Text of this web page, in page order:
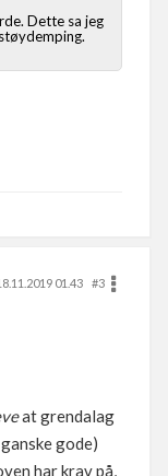
Dette sa jeg
01.43
#3
at grendalag
gode)
har krav på,